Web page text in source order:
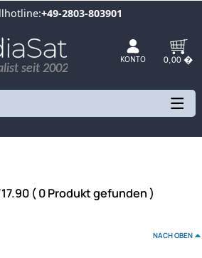
+49-2803-803901
17.90 ( 0 Produkt gefunden )